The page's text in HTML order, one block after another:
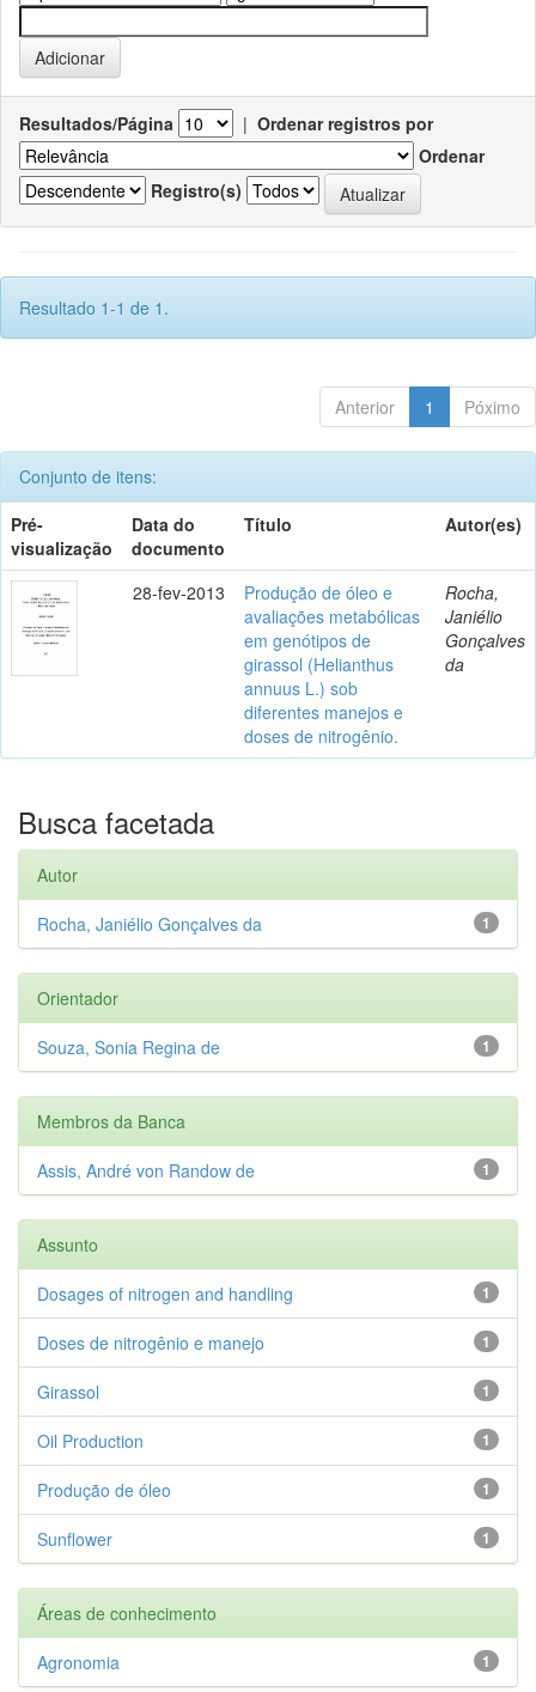
Resultados/Página | Ordenar registros por
Ordenar
Registro(s)
Resultado 1-1 de 1.
Anterior 1 Póximo
Conjunto de itens:
Pré-
visualização
Data do
documento
Título Autor(es)
28-fev-2013
Produção de óleo e
avaliações metabólicas
em genótipos de
girassol (Helianthus
annuus L.) sob
diferentes manejos e
doses de nitrogênio.
Rocha,
Janiélio
Gonçalves
da
Busca facetada
Autor
1
Rocha, Janiélio Gonçalves da
Orientador
1
Souza, Sonia Regina de
Membros da Banca
1
Assis, André von Randow de
Assunto
1
Dosages of nitrogen and handling
1
Doses de nitrogênio e manejo
1
Girassol
1
Oil Production
1
Produção de óleo
1
Sunflower
Áreas de conhecimento
1
Agronomia